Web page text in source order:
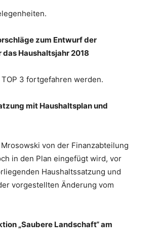
zum Entwurf der
Haushaltsjahr 2018
3 fortgefahren werden.
mit Haushaltsplan und
von der Finanzabteilung
in den Plan eingefügt wird, vor
Haushaltssatzung und
vorgestellten Änderung vom
„Saubere Landschaft“ am